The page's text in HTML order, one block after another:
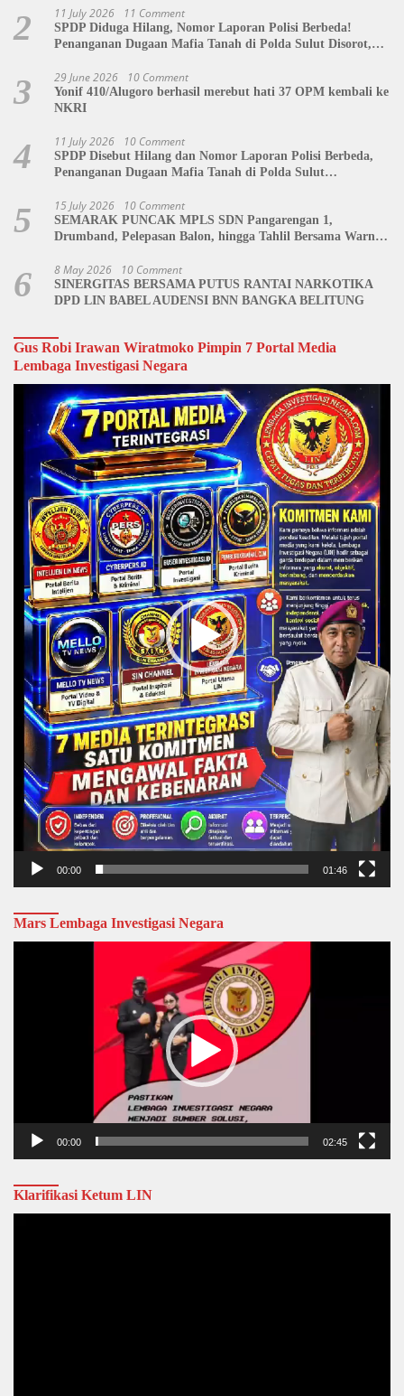
2 11 July 2026 11 Comment
SPDP Diduga Hilang, Nomor Laporan Polisi Berbeda!
Penanganan Dugaan Mafia Tanah di Polda Sulut Disorot,
3 29 June 2026 10 Comment
Yonif 410/Alugoro berhasil merebut hati 37 OPM kembali ke
NKRI
4 11 July 2026 10 Comment
SPDP Disebut Hilang dan Nomor Laporan Polisi Berbeda,
Penanganan Dugaan Mafia Tanah di Polda Sulut
5 15 July 2026 10 Comment
SEMARAK PUNCAK MPLS SDN Pangarengan 1,
Drumband, Pelepasan Balon, hingga Tahlil Bersama Warnai
6 8 May 2026 10 Comment
SINERGITAS BERSAMA PUTUS RANTAI NARKOTIKA
DPD LIN BABEL AUDENSI BNN BANGKA BELITUNG
Gus Robi Irawan Wiratmoko Pimpin 7 Portal Media
Lembaga Investigasi Negara
Video
Player
00:00 01:46
Mars Lembaga Investigasi Negara
00:00 02:45
Klarifikasi Ketum LIN